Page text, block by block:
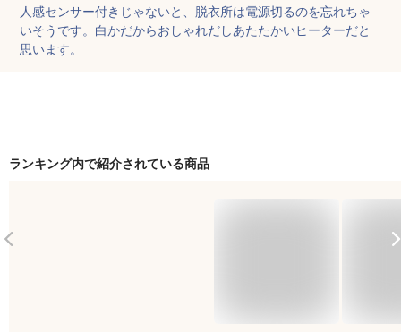
人感センサー付きじゃないと、脱衣所は電源切るのを忘れちゃ
いそうです。白かだからおしゃれだしあたたかいヒーターだと
思います。
ランキング内で紹介されている商品